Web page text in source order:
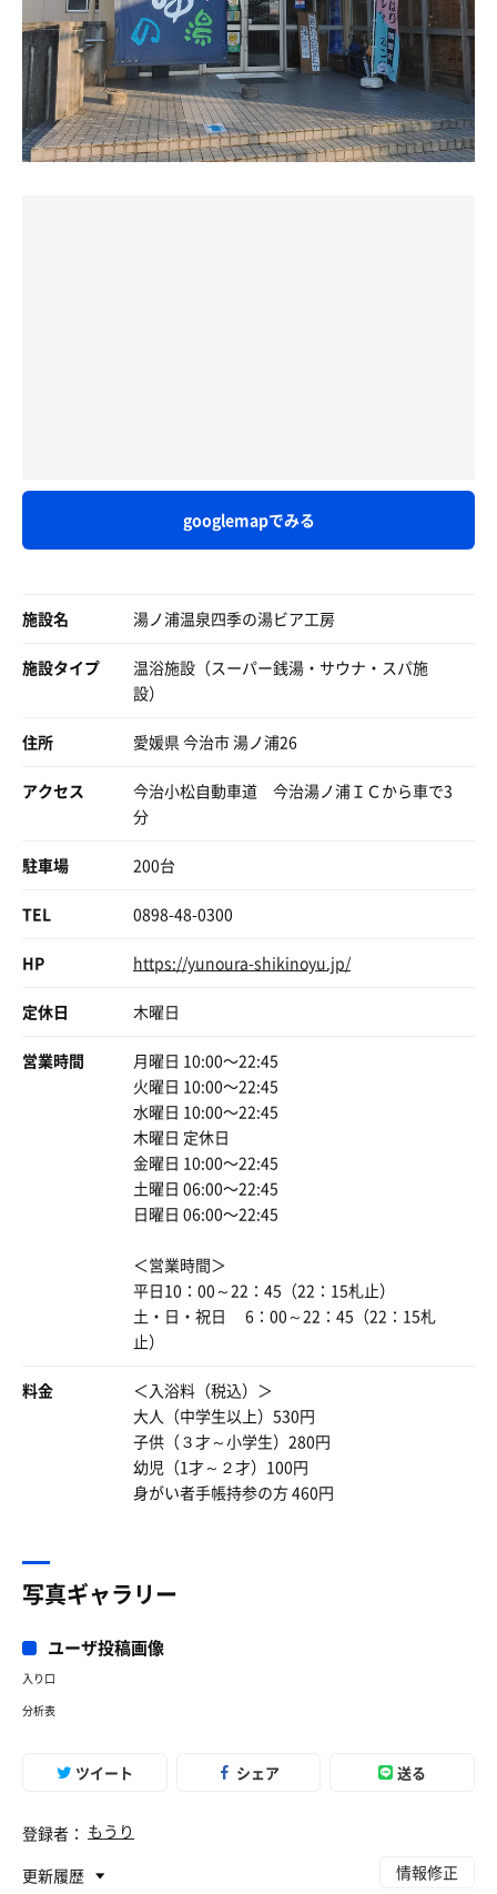
初めての四季の湯は、自然を感じながら、時間を気にする
ことなくサウナを堪能することがどれほどリラックスでき
るかを教えてくれました。
脚。スペースは十分あるので、インフィニティチェアが３
脚あれば最高の休憩スペースになると思う。 伸びしろしか
ない。
風呂：あつ湯とぬる湯の２種類。露天ゾーンは露天風呂と
ツボ湯。
ピザ(アスパラベーコン)
見だった✨
6分→水風呂1分
8分→水風呂1分×2セット
6分→水風呂1分
アスパラベーコンピザ
圧巻のクオリティでビビった👍 本日はオーブンで焼い
たそうですが、日によってはピザ窯使用とのこと！
googlemapでみる
施設名 湯ノ浦温泉四季の湯ビア工房
施設タイプ
温浴施設（スーパー銭湯・サウナ・スパ施
設）
住所 愛媛県 今治市 湯ノ浦26
アクセス
今治小松自動車道 今治湯ノ浦ＩＣから車で3
分
駐車場 200台
TEL 0898-48-0300
HP https://yunoura-shikinoyu.jp/
定休日 木曜日
営業時間
月曜日 10:00〜22:45
火曜日 10:00〜22:45
水曜日 10:00〜22:45
木曜日 定休日
金曜日 10:00〜22:45
土曜日 06:00〜22:45
日曜日 06:00〜22:45
＜営業時間＞
平日10：00～22：45（22：15札止）
土・日・祝日 6：00～22：45（22：15札
止）
料金
＜入浴料（税込）＞
大人（中学生以上）530円
子供（３才～小学生）280円
幼児（1才～２才）100円
身がい者手帳持参の方 460円
写真ギャラリー
ユーザ投稿画像
入り口
分析表
ツイート シェア 送る
登録者： もうり
更新履歴
情報修正